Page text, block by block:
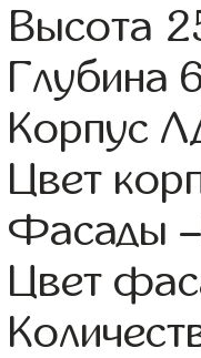
Высота
Глубина
Корпус
Цвет
Фасады
Цвет